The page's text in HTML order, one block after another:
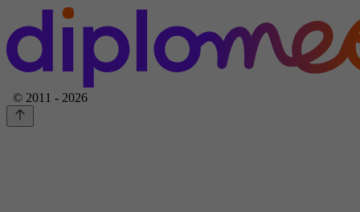
© 2011 - 2026